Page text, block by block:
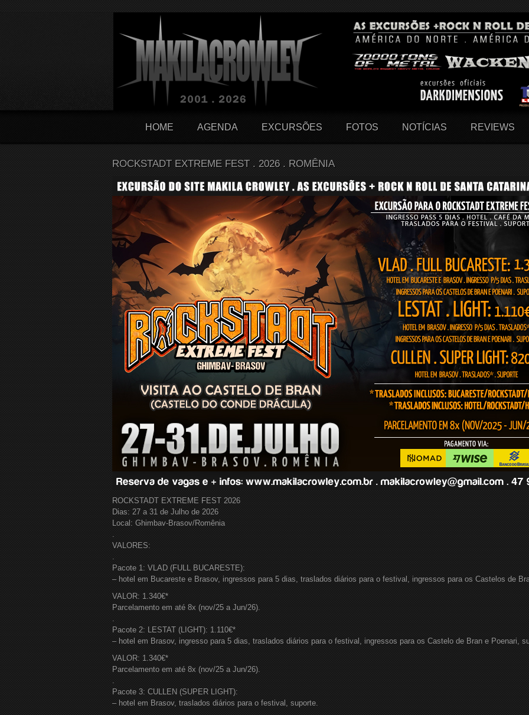
HOME AGENDA EXCURSÕES FOTOS NOTÍCIAS REVIEWS
ROCKSTADT EXTREME FEST . 2026 . ROMÊNIA
ROCKSTADT EXTREME FEST 2026
Dias: 27 a 31 de Julho de 2026
Local: Ghimbav-Brasov/Romênia
.
VALORES:
.
Pacote 1: VLAD (FULL BUCARESTE):
– hotel em Bucareste e Brasov, ingressos para 5 dias, traslados diários para o festival, ingressos para os Castelos de
VALOR: 1.340€*
Parcelamento em até 8x (nov/25 a Jun/26).
.
Pacote 2: LESTAT (LIGHT): 1.110€*
– hotel em Brasov, ingresso para 5 dias, traslados diários para o festival, ingressos para os Castelo de Bran e Poenari,
VALOR: 1.340€*
Parcelamento em até 8x (nov/25 a Jun/26).
.
Pacote 3: CULLEN (SUPER LIGHT):
– hotel em Brasov, traslados diários para o festival, suporte.